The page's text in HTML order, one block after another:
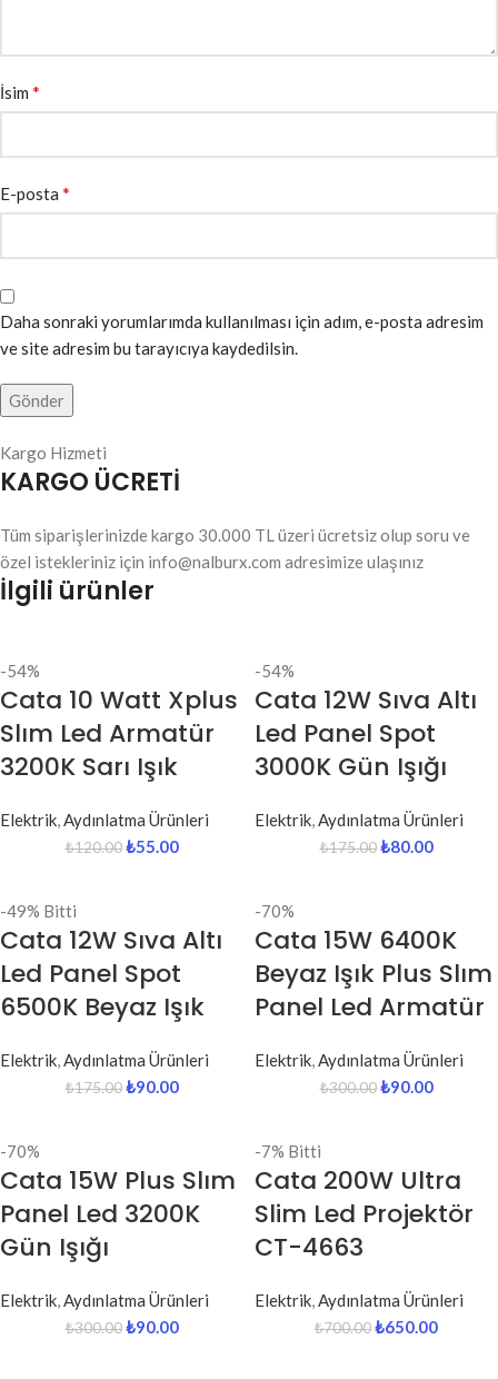
İsim *
E-posta *
Daha sonraki yorumlarımda kullanılması için adım, e-posta adresim
ve site adresim bu tarayıcıya kaydedilsin.
Kargo Hizmeti
KARGO ÜCRETİ
Tüm siparişlerinizde kargo 30.000 TL üzeri ücretsiz olup soru ve
özel istekleriniz için info@nalburx.com adresimize ulaşınız
İlgili ürünler
-54%
Cata 10 Watt Xplus
Slım Led Armatür
3200K Sarı Işık
Elektrik,Aydınlatma Ürünleri
₺120.00 ₺55.00
-54%
Cata 12W Sıva Altı
Led Panel Spot
3000K Gün Işığı
Elektrik,Aydınlatma Ürünleri
₺175.00 ₺80.00
-49% Bitti
Cata 12W Sıva Altı
Led Panel Spot
6500K Beyaz Işık
Elektrik,Aydınlatma Ürünleri
₺175.00 ₺90.00
-70%
Cata 15W 6400K
Beyaz Işık Plus Slım
Panel Led Armatür
Elektrik,Aydınlatma Ürünleri
₺300.00 ₺90.00
-70%
Cata 15W Plus Slım
Panel Led 3200K
Gün Işığı
Elektrik,Aydınlatma Ürünleri
₺300.00 ₺90.00
-7% Bitti
Cata 200W Ultra
Slim Led Projektör
CT-4663
Elektrik,Aydınlatma Ürünleri
₺700.00₺650.00